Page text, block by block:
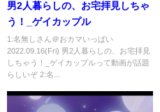
男2人暮らしの、お宅拝見しちゃ
う！_ゲイカップル
1:名無しさん＠おカマいっぱい
2022.09.16(Fri) 男2人暮らしの、お宅拝見
しちゃう！_ゲイカップルって動画が話題
らしいぞ 2:名...